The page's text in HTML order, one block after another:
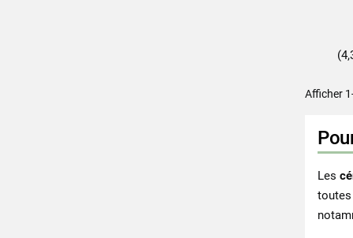
Afficher
Les